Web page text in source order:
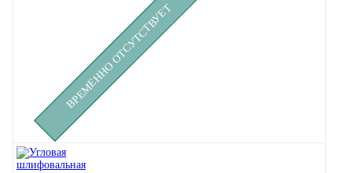
ВРЕМЕННО ОТСУТСТВУЕТ